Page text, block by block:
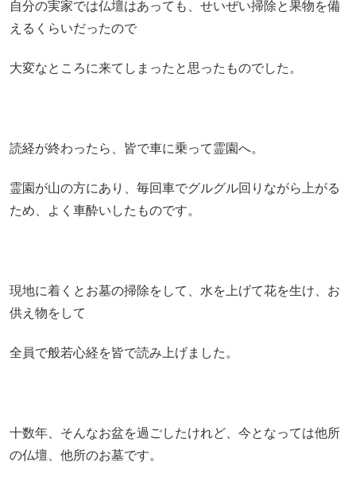
自分の実家では仏壇はあっても、せいぜい掃除と果物を備
えるくらいだったので
大変なところに来てしまったと思ったものでした。
読経が終わったら、皆で車に乗って霊園へ。
霊園が山の方にあり、毎回車でグルグル回りながら上がる
ため、よく車酔いしたものです。
現地に着くとお墓の掃除をして、水を上げて花を生け、お
供え物をして
全員で般若心経を皆で読み上げました。
十数年、そんなお盆を過ごしたけれど、今となっては他所
の仏壇、他所のお墓です。